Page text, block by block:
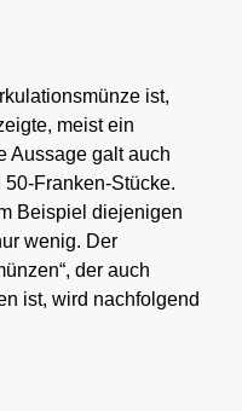
ist,
meist ein
Aussage galt auch
Franken-Stücke.
Beispiel diejenigen
wenig. Der
der auch
ist, wird nachfolgend